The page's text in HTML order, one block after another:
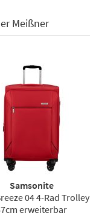
Meißner
Samsonite
04 4-Rad Trolley
erweiterbar